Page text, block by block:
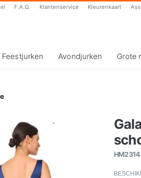
F.A.Q. Klantenservice Kleurenkaart
Feestjurken Avondjurken Grote
HM2314